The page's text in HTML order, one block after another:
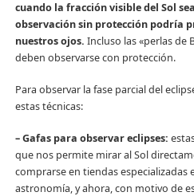
cuando la fracción visible del Sol
observación sin protección podría
nuestros ojos. Incluso las «perlas de
deben observarse con protección.
Para observar la fase parcial del
estas técnicas:
– Gafas para observar eclipses:
que nos permite mirar al Sol
comprarse en tiendas
astronomía, y ahora, con motivo de